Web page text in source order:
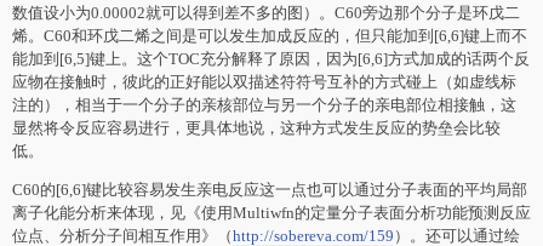
数值设小为0.00002就可以得到差不多的图）。C60旁边那个分子是环戊二
烯。C60和环戊二烯之间是可以发生加成反应的，但只能加到[6,6]键上而不
能加到[6,5]键上。这个TOC充分解释了原因，因为[6,6]方式加成的话两个反
应物在接触时，彼此的正好能以双描述符符号互补的方式碰上（如虚线标
注的），相当于一个分子的亲核部位与另一个分子的亲电部位相接触，这
显然将令反应容易进行，更具体地说，这种方式发生反应的势垒会比较
低。
C60的[6,6]键比较容易发生亲电反应这一点也可以通过分子表面的平均局部
离子化能分析来体现，见《使用Multiwfn的定量分子表面分析功能预测反应
位点、分析分子间相互作用》（http://sobereva.com/159 ）。还可以通过绘